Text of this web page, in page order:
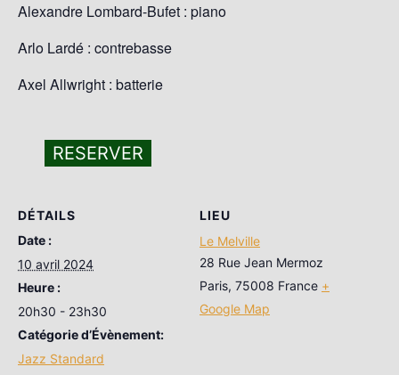
Alexandre Lombard-Bufet : piano
Arlo Lardé : contrebasse
Axel Allwright : batterie
RESERVER
DÉTAILS
Date :
10 avril 2024
Heure :
20h30 - 23h30
Catégorie d’Évènement:
Jazz Standard
LIEU
Le Melville
28 Rue Jean Mermoz
Paris, 75008 France +
Google Map